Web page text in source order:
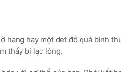
hang hay một det đồ quá bình
thấy bị lạc lỏng.